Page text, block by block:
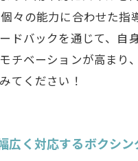
々の能力に合わせた
ドバックを通じて、
チベーションが高ま
てください！
広く対応するボクシ